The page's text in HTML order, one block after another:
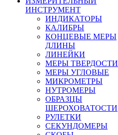
ИНСТРУМЕНТ
ИНДИКАТОРЫ
КАЛИБРЫ
КОНЦЕВЫЕ МЕРЫ
ДЛИНЫ
ЛИНЕЙКИ
МЕРЫ ТВЕРДОСТИ
МЕРЫ УГЛОВЫЕ
МИКРОМЕТРЫ
НУТРОМЕРЫ
ОБРАЗЦЫ
ШЕРОХОВАТОСТИ
РУЛЕТКИ
СЕКУНДОМЕРЫ